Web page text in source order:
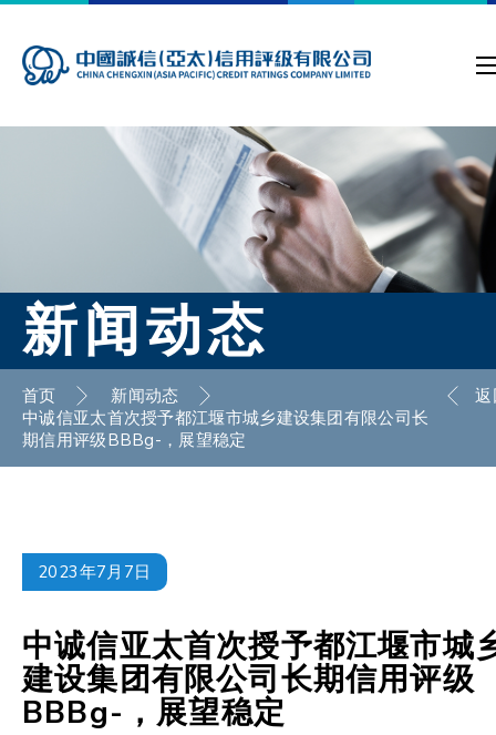
新闻动态
首页
新闻动态
中诚信亚太首次授予都江堰市城乡建设集团有限公司长
期信用评级BBBg-，展望稳定
2023年7月7日
中诚信亚太首次授予都江堰市城
建设集团有限公司长期信用评级
BBBg-，展望稳定